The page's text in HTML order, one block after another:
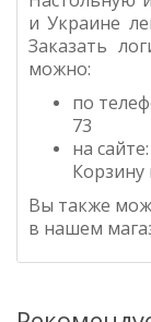
и Украине
Заказать
можно:
по
73
на
Вы также
в нашем